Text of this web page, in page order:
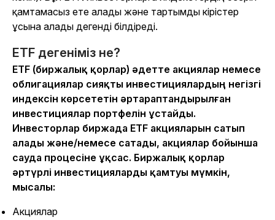
қамтамасыз ете алады және тартымды кірістер
ұсына алады дегенді білдіреді.
ETF дегеніміз не?
ETF (биржалық қорлар) әдетте акциялар немесе
облигациялар сияқты инвестициялардың негізгі
индексін көрсететін әртараптандырылған
инвестициялар портфелін ұстайды.
Инвесторлар биржада ETF акцияларын сатып
алады және/немесе сатады, акциялар бойынша
сауда процесіне ұқсас. Биржалық қорлар
әртүрлі инвестицияларды қамтуы мүмкін,
мысалы:
Акциялар